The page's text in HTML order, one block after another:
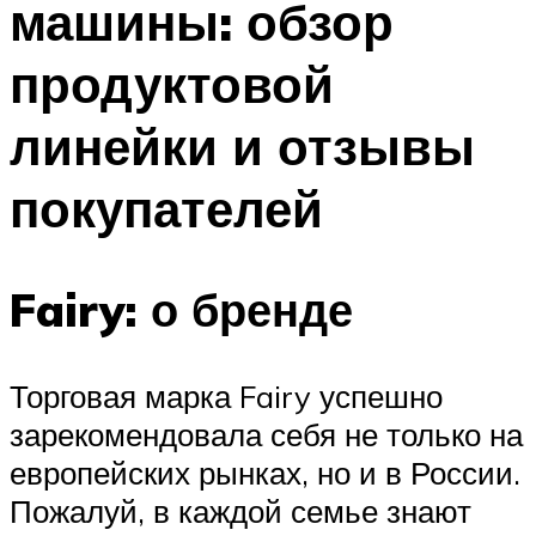
машины: обзор
продуктовой
линейки и отзывы
покупателей
Fairy: о бренде
Торговая марка Fairy успешно
зарекомендовала себя не только на
европейских рынках, но и в России.
Пожалуй, в каждой семье знают